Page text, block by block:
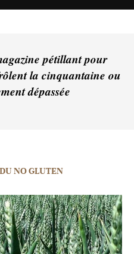
pétillant pour
la cinquantaine ou
dépassée
NO GLUTEN